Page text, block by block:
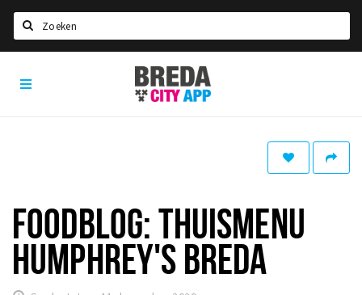
Home
Eten
Drinken
Slapen
Breda
City
App
FOODBLOG: THUISMENU
HUMPHREY'S BREDA